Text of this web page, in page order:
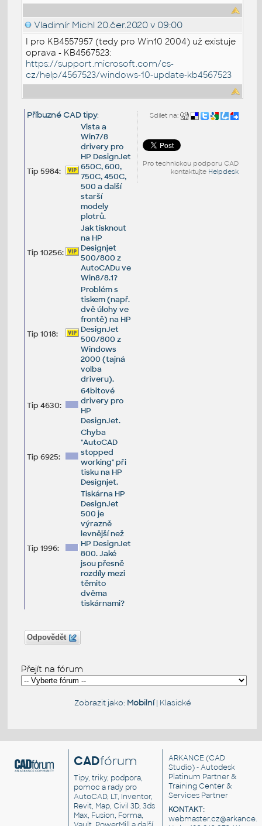
Vladimír Michl 20.čer.2020 v 09:00
I pro KB4557957 (tedy pro Win10 2004) už existuje
oprava - KB4567523:
https://support.microsoft.com/cs-
cz/help/4567523/windows-10-update-kb4567523
Sdílet na:
Pro technickou podporu CAD
kontaktujte Helpdesk
Příbuzné CAD tipy:
Tip 5984:
Vista a
Win7/8
drivery pro
HP DesignJet
650C, 600,
750C, 450C,
500 a další
starší
modely
plotrů.
Tip 10256:
Jak tisknout
na HP
Designjet
500/800 z
AutoCADu ve
Win8/8.1?
Tip 1018:
Problém s
tiskem (např.
dvě úlohy ve
frontě) na HP
DesignJet
500/800 z
Windows
2000 (tajná
volba
driveru).
Tip 4630:
64bitové
drivery pro
HP
DesignJet.
Tip 6925:
Chyba
"AutoCAD
stopped
working" při
tisku na HP
Designjet.
Tip 1996:
Tiskárna HP
DesignJet
500 je
výrazně
levnější než
HP DesignJet
800. Jaké
jsou přesně
rozdíly mezi
těmito
dvěma
tiskárnami?
Odpovědět
Přejít na fórum
Zobrazit jako: Mobilní| Klasické
CADfórum
Tipy, triky, podpora,
pomoc a rady pro
AutoCAD, LT, Inventor,
Revit, Map, Civil 3D, 3ds
Max, Fusion, Forma,
ARKANCE (CAD
Studio) - Autodesk
Platinum Partner &
Training Center &
Services Partner
KONTAKT: